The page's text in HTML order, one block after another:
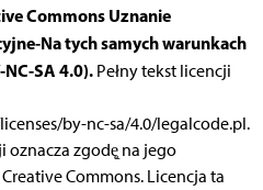
Commons Uznanie
Na tych samych warunkach
SA 4.0).Pełny tekst licencji
by-nc-sa/4.0/legalcode.pl.
oznacza zgodę̨ na jego
Commons. Licencja ta